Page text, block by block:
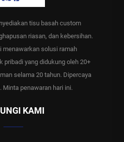
tisu basah custom
riasan, dan kebersihan.
menawarkan solusi ramah
pribadi yang didukung oleh 20+
selama 20 tahun. Dipercaya
Minta penawaran hari ini.
KAMI